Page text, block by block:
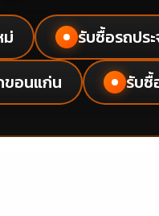
ม่ ● รับซื้อรถปร
ขอนแก่น ● รับซื้